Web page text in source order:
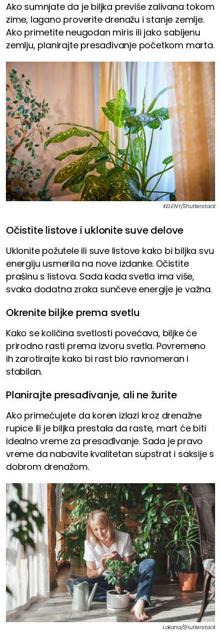
Ako sumnjate da je biljka previše zalivana tokom
zime, lagano proverite drenažu i stanje zemlje.
Ako primetite neugodan miris ili jako sabijenu
zemlju, planirajte presađivanje početkom marta.
KELENY/Shutterstock
Očistite listove i uklonite suve delove
Uklonite požutele ili suve listove kako bi biljka svu
energiju usmerila na nove izdanke. Očistite
prašinu s listova. Sada kada svetla ima više,
svaka dodatna zraka sunčeve energije je važna.
Okrenite biljke prema svetlu
Kako se količina svetlosti povećava, biljke će
prirodno rasti prema izvoru svetla. Povremeno
ih zarotirajte kako bi rast bio ravnomeran i
stabilan.
Planirajte presađivanje, ali ne žurite
Ako primećujete da koren izlazi kroz drenažne
rupice ili je biljka prestala da raste, mart će biti
idealno vreme za presađivanje. Sada je pravo
vreme da nabavite kvalitetan supstrat i saksije s
dobrom drenažom.
Lokana/Shutterstock